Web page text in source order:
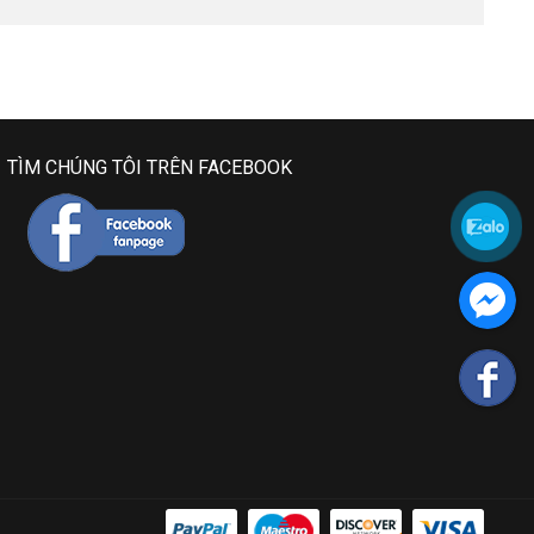
TÌM CHÚNG TÔI TRÊN FACEBOOK